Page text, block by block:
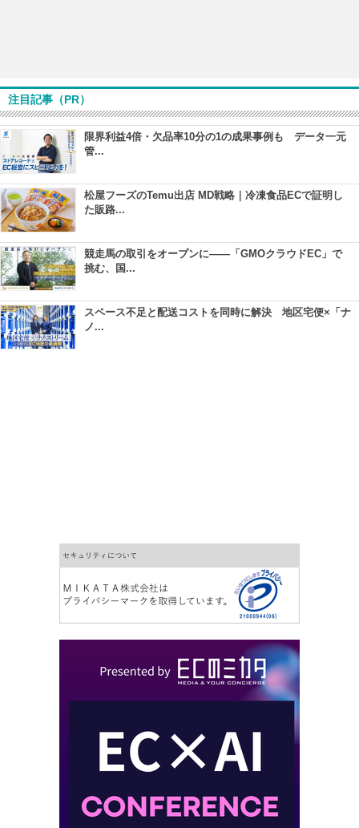
注目記事（PR）
限界利益4倍・欠品率10分の1の成果事例も データ一元
管...
松屋フーズのTemu出店 MD戦略｜冷凍食品ECで証明し
た販路...
競走馬の取引をオープンに――「GMOクラウドEC」で
挑む、国...
スペース不足と配送コストを同時に解決 地区宅便×「ナ
ノ...